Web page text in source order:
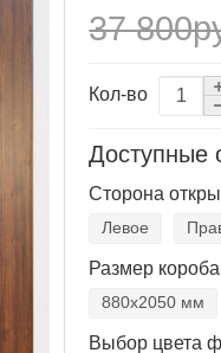
37
Кол-во
Доступные
Сторона
Левое
Размер короба
880х2050 мм
Выбор цвета